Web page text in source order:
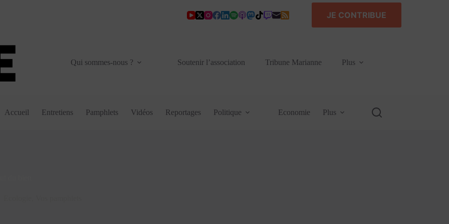
JE CONTRIBUE
Qui sommes-nous ? Soutenir l’association Tribune Marianne Plus
Accueil Entretiens Pamphlets Vidéos Reportages Politique Economie Plus